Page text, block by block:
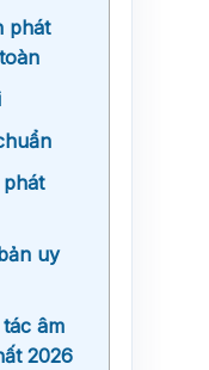
phát
uy
âm
2026